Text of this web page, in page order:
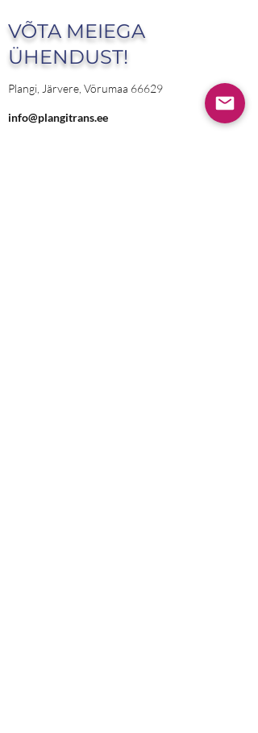
VÕTA MEIEGA
ÜHENDUST!
Plangi, Järvere, Võrumaa 66629
info@plangitrans.ee